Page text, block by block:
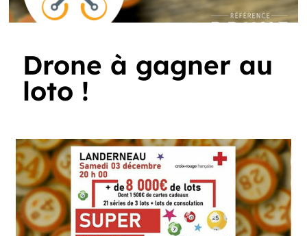
Drone à gagner au
loto !